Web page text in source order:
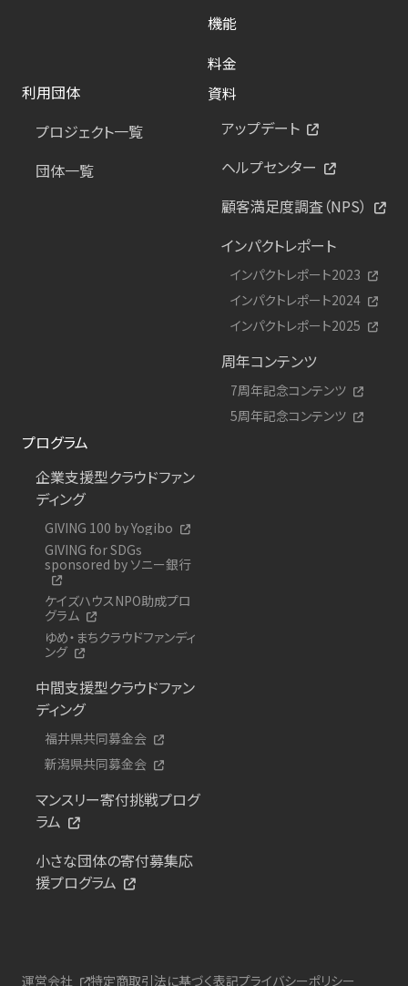
機能
料金
利用団体
プロジェクト一覧
団体一覧
資料
アップデート
ヘルプセンター
顧客満足度調査（NPS）
インパクトレポート
インパクトレポート2023
インパクトレポート2024
インパクトレポート2025
周年コンテンツ
7周年記念コンテンツ
5周年記念コンテンツ
プログラム
企業支援型クラウドファン
ディング
GIVING 100 by Yogibo
GIVING for SDGs
sponsored by ソニー銀行
ケイズハウスNPO助成プロ
グラム
ゆめ・まちクラウドファンディ
ング
中間支援型クラウドファン
ディング
福井県共同募金会
新潟県共同募金会
マンスリー寄付挑戦プログ
ラム
小さな団体の寄付募集応
援プログラム
運営会社 特定商取引法に基づく表記プライバシーポリシー